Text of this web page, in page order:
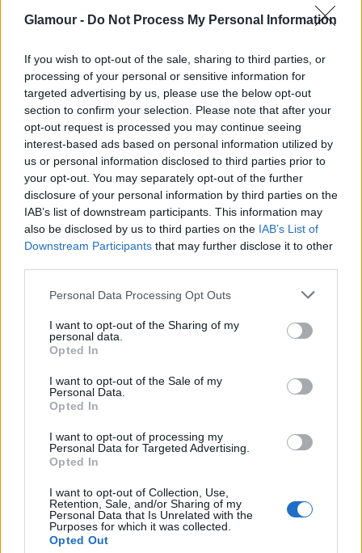
Glamour - Do Not Process My Personal Information
If you wish to opt-out of the sale, sharing to third parties, or
processing of your personal or sensitive information for
targeted advertising by us, please use the below opt-out
section to confirm your selection. Please note that after your
opt-out request is processed you may continue seeing
interest-based ads based on personal information utilized by
us or personal information disclosed to third parties prior to
your opt-out. You may separately opt-out of the further
disclosure of your personal information by third parties on the
IAB’s list of downstream participants. This information may
also be disclosed by us to third parties on the IAB’s List of
Downstream Participants that may further disclose it to other
Please note that this website/app uses one or more Google
not limited to your visit or usage behaviour. You may click to
grant or deny consent to Google and its third-party tags to
use your data for below specified purposes in below Google
consent section.
Personal Data Processing Opt Outs
I want to opt-out of the Sharing of my
personal data.
Opted In
I want to opt-out of the Sale of my
Personal Data.
Opted In
I want to opt-out of processing my
Personal Data for Targeted Advertising.
Opted In
I want to opt-out of Collection, Use,
Retention, Sale, and/or Sharing of my
Personal Data that Is Unrelated with the
Purposes for which it was collected.
Opted Out
Mint egy mesebeli hercegnő:
lélegzetelállítóan szép
szőnyegre Florence Pugh
Mikor feleségül ment Hollywood egyik
legkedveltebb színészéhez, az azt jelentette, hogy
felkaroló Amal Clooney kiterjesztette divatérzékét
nyilvános ruháira is, földig érő, káprázatos
darabokban mutatva megúj stílusát
George mellett. Ruhái a tervezők szerteágazó
csoportjától, valamint couture archívumokból
kezdtek el érkezni. Amal zseniális hozzáértése